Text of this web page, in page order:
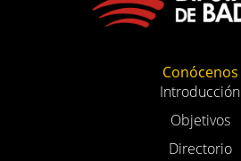
Conócenos
Introducción
Objetivos
Directorio